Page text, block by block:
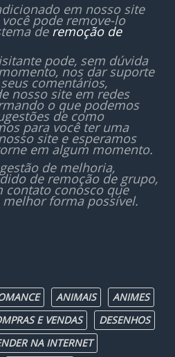
em nosso site
pode remove-lo
de remoção de
pode, sem dúvida
nos dar suporte
comentários,
nosso site em redes
o que podemos
de como
para você ter uma
site e esperamos
em algum momento.
de melhoria,
de remoção de grupo,
contato conosco que
forma possível.
ANIMAIS
ANIMES
E VENDAS
DESENHOS
NA INTERNET